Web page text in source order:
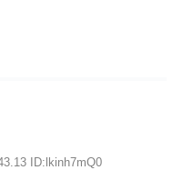
ID:lkinh7mQ0